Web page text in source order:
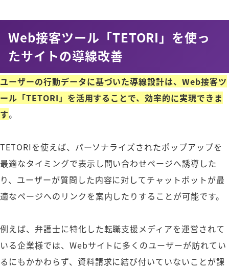
Web接客ツール「TETORI」を使っ
たサイトの導線改善
ユーザーの行動データに基づいた導線設計は、Web接客ツ
ール「TETORI」を活用することで、効率的に実現できま
す。
TETORIを使えば、パーソナライズされたポップアップを
最適なタイミングで表示し問い合わせページへ誘導した
り、ユーザーが質問した内容に対してチャットボットが最
適なページへのリンクを案内したりすることが可能です。
例えば、弁護士に特化した転職支援メディアを運営されて
いる企業様では、Webサイトに多くのユーザーが訪れてい
るにもかかわらず、資料請求に結び付いていないことが課